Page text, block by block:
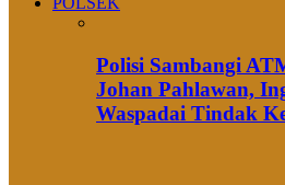
Polisi Sambangi
Johan Pahlawan,
Waspadai Tindak